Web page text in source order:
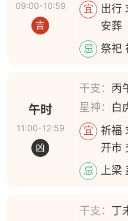
09:00-10:59
吉
宜
出行
安葬
忌 祭祀
午时
11:00-12:59
凶
干支： 丙
星神： 白
宜
祈福
开市
忌 上梁
干支： 丁